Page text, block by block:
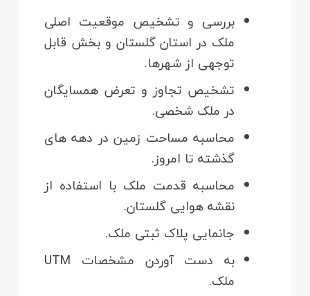
بررسی و تشخیص موقعیت اصلی
ملک در استان گلستان و بخش قابل
توجهی از شهرها.
تشخیص تجاوز و تعرض همسایگان
در ملک شخصی.
محاسبه مساحت زمین در دهه های
گذشته تا امروز.
محاسبه قدمت ملک با استفاده از
نقشه هوایی گلستان.
جانمایی پلاک ثبتی ملک.
به دست آوردن مشخصات UTM
ملک.